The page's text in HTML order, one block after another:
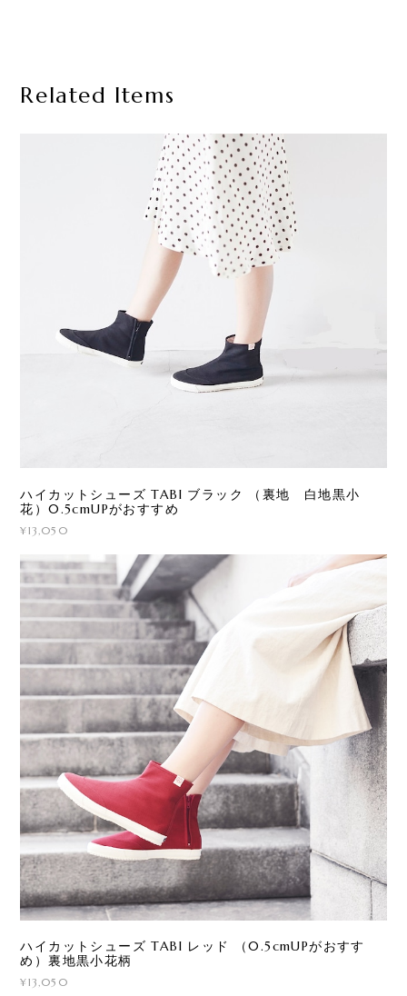
Related Items
ハイカットシューズ TABI ブラック （裏地 白地黒小
花）0.5cmUPがおすすめ
¥13,050
ハイカットシューズ TABI レッド （0.5cmUPがおすす
め）裏地黒小花柄
¥13,050